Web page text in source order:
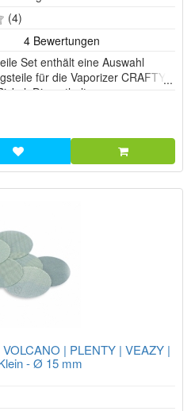
0
Sternen!
(4)
Set enthält eine Auswahl
für die Vaporizer CRAFTY
Die enthaltenen
Bauteilen, die durch
| PLENTY | VEAZY |
- Ø 15 mm